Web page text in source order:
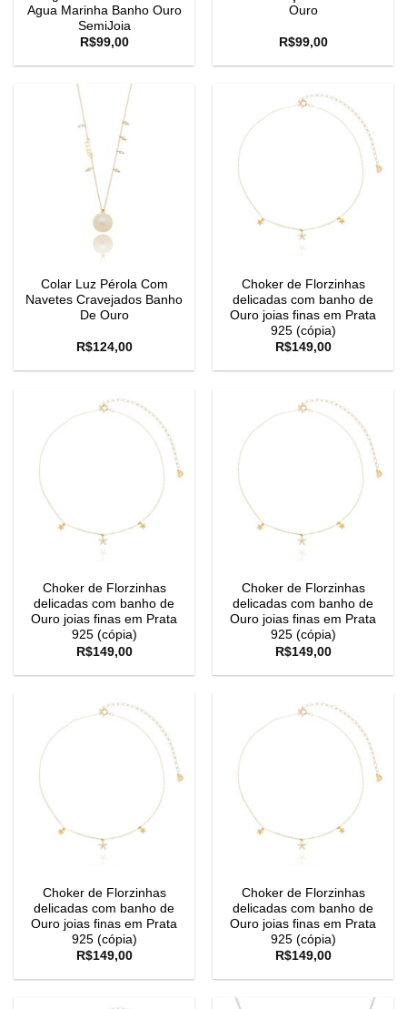
Agua Marinha Banho Ouro
SemiJoia
R$99,00
Ouro
R$99,00
Colar Luz Pérola Com
Navetes Cravejados Banho
De Ouro
R$124,00
Choker de Florzinhas
delicadas com banho de
Ouro joias finas em Prata
925 (cópia)
R$149,00
Choker de Florzinhas
delicadas com banho de
Ouro joias finas em Prata
925 (cópia)
R$149,00
Choker de Florzinhas
delicadas com banho de
Ouro joias finas em Prata
925 (cópia)
R$149,00
Choker de Florzinhas
delicadas com banho de
Ouro joias finas em Prata
925 (cópia)
R$149,00
Choker de Florzinhas
delicadas com banho de
Ouro joias finas em Prata
925 (cópia)
R$149,00